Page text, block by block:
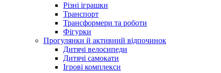
Різні іграшки
Транспорт
Трансформери та роботи
Фігурки
Прогулянки й активний відпочинок
Дитячі велосипеди
Дитячі самокати
Ігрові комплекси